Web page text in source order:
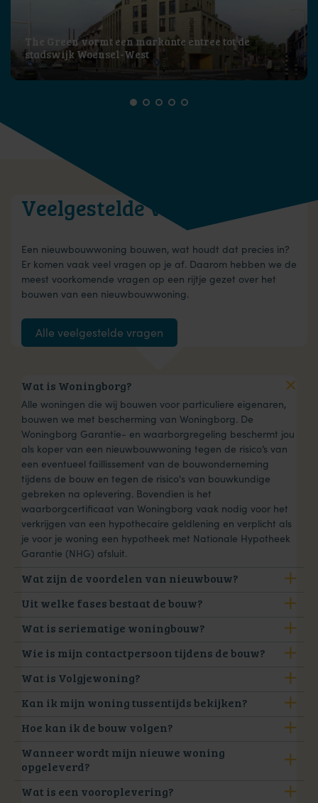
The Green vormt een markante entree tot de
stadswijk Woensel-West
Veelgestelde vragen
Een nieuwbouwwoning bouwen, wat houdt dat precies in?
Er komen vaak veel vragen op je af. Daarom hebben we de
meest voorkomende vragen op een rijtje gezet over het
bouwen van een nieuwbouwwoning.
Alle veelgestelde vragen
Wat is Woningborg?
Alle woningen die wij bouwen voor particuliere eigenaren,
bouwen we met bescherming van Woningborg. De
Woningborg Garantie- en waarborgregeling beschermt jou
als koper van een nieuwbouwwoning tegen de risico’s van
een eventueel faillissement van de bouwonderneming
tijdens de bouw en tegen de risico's van bouwkundige
gebreken na oplevering. Bovendien is het
waarborgcertificaat van Woningborg vaak nodig voor het
verkrijgen van een hypothecaire geldlening en verplicht als
je voor je woning een hypotheek met Nationale Hypotheek
Garantie (NHG) afsluit.
Wat zijn de voordelen van nieuwbouw?
Uit welke fases bestaat de bouw?
Wat is seriematige woningbouw?
Wie is mijn contactpersoon tijdens de bouw?
Wat is Volgjewoning?
Kan ik mijn woning tussentijds bekijken?
Hoe kan ik de bouw volgen?
Wanneer wordt mijn nieuwe woning
opgeleverd?
Wat is een vooroplevering?